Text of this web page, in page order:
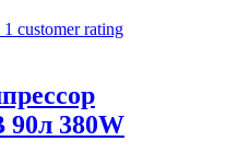
1 customer rating
380W